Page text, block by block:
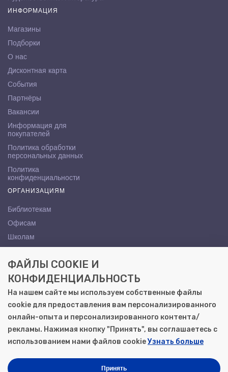
ИНФОРМАЦИЯ
Магазины
Подборки
О нас
Дисконтная карта
События
Партнёры
Вакансии
Информация для
покупателей
Политика обработки
персональных данных
Политика
конфиденциальности
ОРГАНИЗАЦИЯМ
Библиотекам
Офисам
Школам
КОНТАКТЫ
Саратов, ул. Осипова, 10А
+7 (8452) 72-65-65
gemera@moya-kniga.ru
Моя книга | Сеть книжных магазинов в Саратове
ФАЙЛЫ COOKIE И
КОНФИДЕНЦИАЛЬНОСТЬ
На нашем сайте мы используем собственные файлы
cookie для предоставления вам персонализированного
онлайн-опыта и персонализированного контента/
рекламы. Нажимая кнопку "Принять", вы соглашаетесь с
использованием нами файлов cookieУзнать больше
Принять